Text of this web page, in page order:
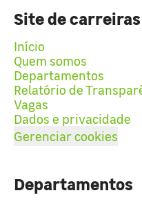
Site de carreiras
Início
Quem somos
Departamentos
Relatório de
Vagas
Dados e privacidade
Gerenciar cookies
Departamentos